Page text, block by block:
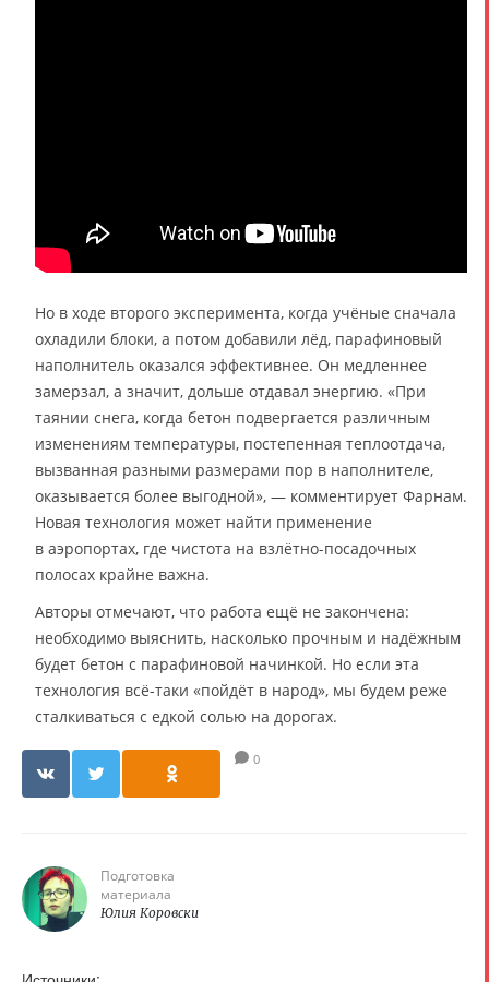
Но в ходе второго эксперимента, когда учёные сначала
охладили блоки, а потом добавили лёд, парафиновый
наполнитель оказался эффективнее. Он медленнее
замерзал, а значит, дольше отдавал энергию. «При
таянии снега, когда бетон подвергается различным
изменениям температуры, постепенная теплоотдача,
вызванная разными размерами пор в наполнителе,
оказывается более выгодной», — комментирует Фарнам.
Новая технология может найти применение
в аэропортах, где чистота на взлётно-посадочных
полосах крайне важна.
Авторы отмечают, что работа ещё не закончена:
необходимо выяснить, насколько прочным и надёжным
будет бетон с парафиновой начинкой. Но если эта
технология всё-таки «пойдёт в народ», мы будем реже
сталкиваться с едкой солью на дорогах.
0
Подготовка
материала
Юлия Коровски